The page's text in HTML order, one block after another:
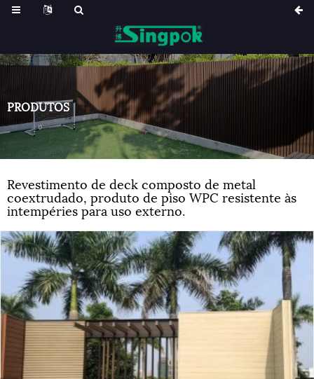
PRODUTOS
Revestimento de deck composto de metal
coextrudado, produto de piso WPC resistente às
intempéries para uso externo.